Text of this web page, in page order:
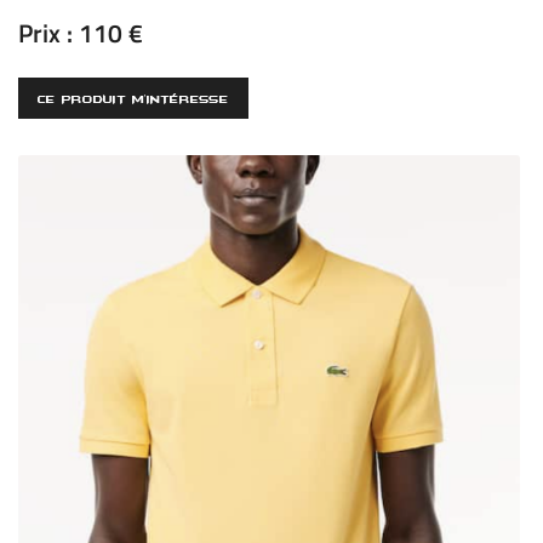
Prix : 110 €
CE PRODUIT M'INTÉRESSE